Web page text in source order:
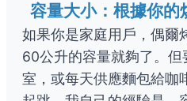
容量大小：根據你的
如果你是家庭用戶，偶爾
60公升的容量就夠了。
室，或每天供應麵包給咖